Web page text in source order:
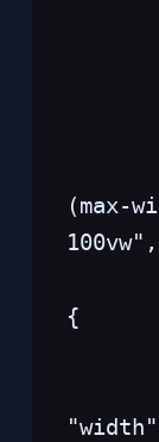
(max-
100vw",
{